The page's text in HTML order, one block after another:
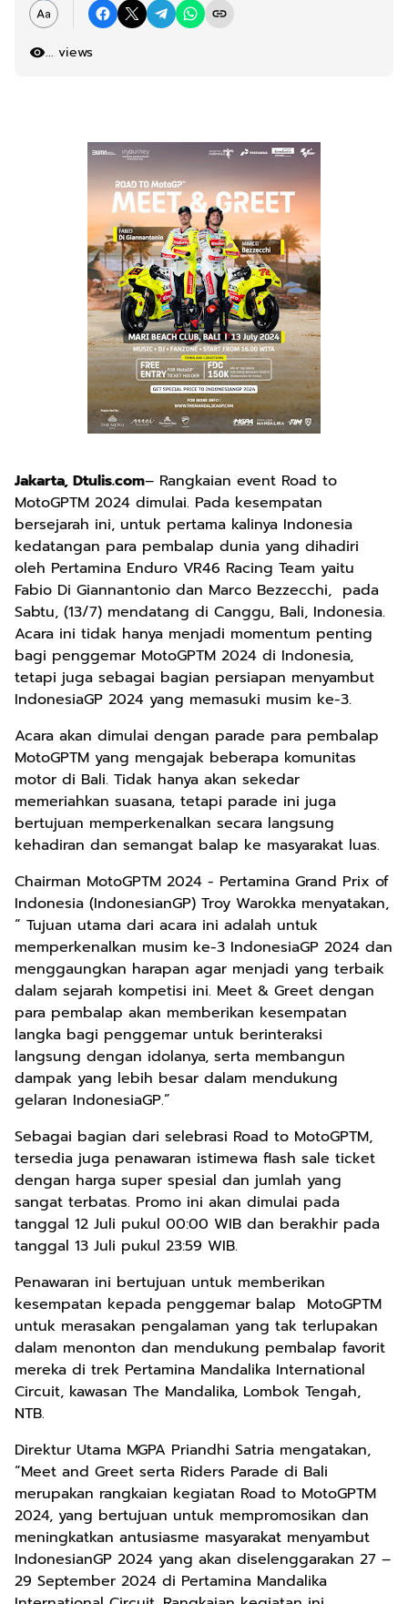
... views
Jakarta, Dtulis.com– Rangkaian event Road to
MotoGPTM 2024 dimulai. Pada kesempatan
bersejarah ini, untuk pertama kalinya Indonesia
kedatangan para pembalap dunia yang dihadiri
oleh Pertamina Enduro VR46 Racing Team yaitu
Fabio Di Giannantonio dan Marco Bezzecchi, pada
Sabtu, (13/7) mendatang di Canggu, Bali, Indonesia.
Acara ini tidak hanya menjadi momentum penting
bagi penggemar MotoGPTM 2024 di Indonesia,
tetapi juga sebagai bagian persiapan menyambut
IndonesiaGP 2024 yang memasuki musim ke-3.
Acara akan dimulai dengan parade para pembalap
MotoGPTM yang mengajak beberapa komunitas
motor di Bali. Tidak hanya akan sekedar
memeriahkan suasana, tetapi parade ini juga
bertujuan memperkenalkan secara langsung
kehadiran dan semangat balap ke masyarakat luas.
Chairman MotoGPTM 2024 - Pertamina Grand Prix of
Indonesia (IndonesianGP) Troy Warokka menyatakan,
“ Tujuan utama dari acara ini adalah untuk
memperkenalkan musim ke-3 IndonesiaGP 2024 dan
menggaungkan harapan agar menjadi yang terbaik
dalam sejarah kompetisi ini. Meet & Greet dengan
para pembalap akan memberikan kesempatan
langka bagi penggemar untuk berinteraksi
langsung dengan idolanya, serta membangun
dampak yang lebih besar dalam mendukung
gelaran IndonesiaGP.”
Sebagai bagian dari selebrasi Road to MotoGPTM,
tersedia juga penawaran istimewa flash sale ticket
dengan harga super spesial dan jumlah yang
sangat terbatas. Promo ini akan dimulai pada
tanggal 12 Juli pukul 00:00 WIB dan berakhir pada
tanggal 13 Juli pukul 23:59 WIB.
Penawaran ini bertujuan untuk memberikan
kesempatan kepada penggemar balap MotoGPTM
untuk merasakan pengalaman yang tak terlupakan
dalam menonton dan mendukung pembalap favorit
mereka di trek Pertamina Mandalika International
Circuit, kawasan The Mandalika, Lombok Tengah,
NTB.
Direktur Utama MGPA Priandhi Satria mengatakan,
“Meet and Greet serta Riders Parade di Bali
merupakan rangkaian kegiatan Road to MotoGPTM
2024, yang bertujuan untuk mempromosikan dan
meningkatkan antusiasme masyarakat menyambut
IndonesianGP 2024 yang akan diselenggarakan 27 –
29 September 2024 di Pertamina Mandalika